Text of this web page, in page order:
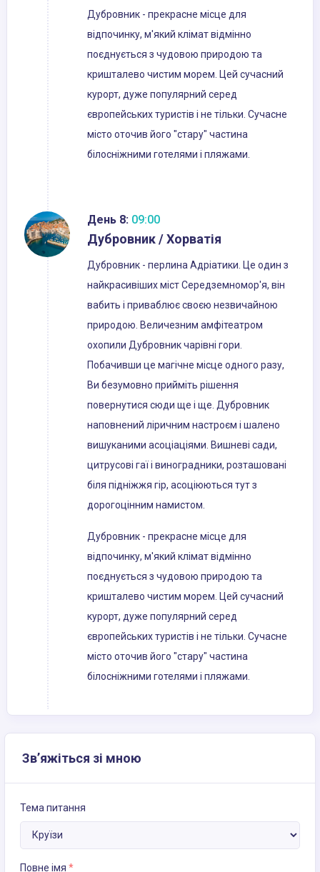
Дубровник - прекрасне місце для
відпочинку, м'який клімат відмінно
поєднується з чудовою природою та
кришталево чистим морем. Цей сучасний
курорт, дуже популярний серед
європейських туристів і не тільки. Сучасне
місто оточив його "стару" частина
білосніжними готелями і пляжами.
День 8: 09:00
Дубровник / Хорватія
Дубровник - перлина Адріатики. Це один з
найкрасивіших міст Середземномор'я, він
вабить і приваблює своєю незвичайною
природою. Величезним амфітеатром
охопили Дубровник чарівні гори.
Побачивши це магічне місце одного разу,
Ви безумовно прийміть рішення
повернутися сюди ще і ще. Дубровник
наповнений ліричним настроєм і шалено
вишуканими асоціаціями. Вишневі сади,
цитрусові гаї і виноградники, розташовані
біля підніжжя гір, асоціюються тут з
дорогоцінним намистом.
Дубровник - прекрасне місце для
відпочинку, м'який клімат відмінно
поєднується з чудовою природою та
кришталево чистим морем. Цей сучасний
курорт, дуже популярний серед
європейських туристів і не тільки. Сучасне
місто оточив його "стару" частина
білосніжними готелями і пляжами.
Зв’яжіться зі мною
Тема питання
Повне імя *